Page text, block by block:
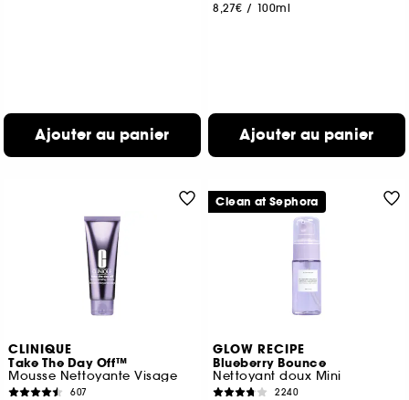
Ajouter au panier
8,27€ / 100ml
Ajouter au panier
CLINIQUE
Take The Day Off™
Mousse Nettoyante Visage
607
GLOW RECIPE
Blueberry Bounce
Nettoyant doux Mini
2240
Clean at Sephora